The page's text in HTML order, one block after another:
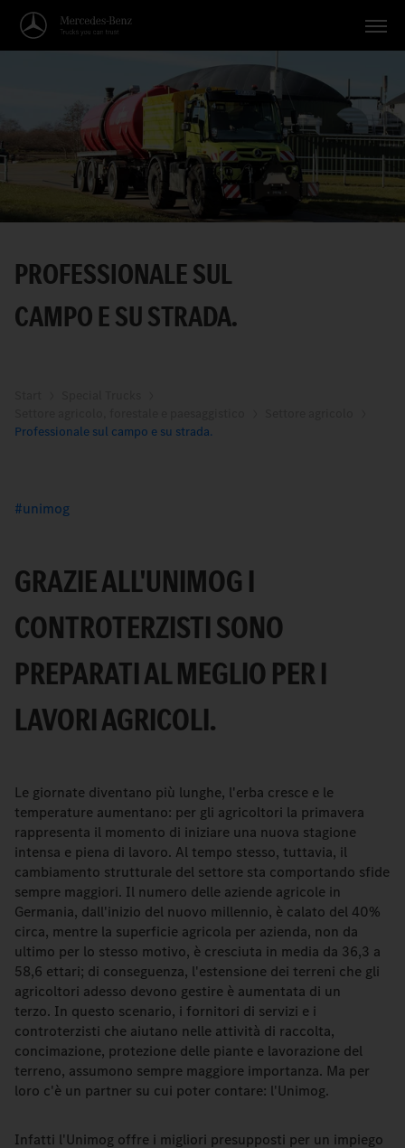
Applicazioni
Temi
Servizio
Italiano
PROFESSIONALE SUL
CAMPO E SU STRADA.
Professionale sul campo e su strada.
unimog
GRAZIE ALL'UNIMOG I
CONTROTERZISTI SONO
PREPARATI AL MEGLIO PER I
LAVORI AGRICOLI.
Le giornate diventano più lunghe, l'erba cresce e le
temperature aumentano: per gli agricoltori la primavera
rappresenta il momento di iniziare una nuova stagione
intensa e piena di lavoro. Al tempo stesso, tuttavia, il
cambiamento strutturale del settore sta comportando sfide
sempre maggiori. Il numero delle aziende agricole in
Germania, dall'inizio del nuovo millennio, è calato del 40%
circa, mentre la superficie agricola per azienda, non da
ultimo per lo stesso motivo, è cresciuta in media da 36,3 a
58,6 ettari; di conseguenza, l'estensione dei terreni che gli
agricoltori adesso devono gestire è aumentata di un
terzo. In questo scenario, i fornitori di servizi e i
controterzisti che aiutano nelle attività di raccolta,
concimazione, protezione delle piante e lavorazione del
terreno, assumono sempre maggiore importanza. Ma per
loro c'è un partner su cui poter contare: l'Unimog.
Infatti l'Unimog offre i migliori presupposti per un impiego